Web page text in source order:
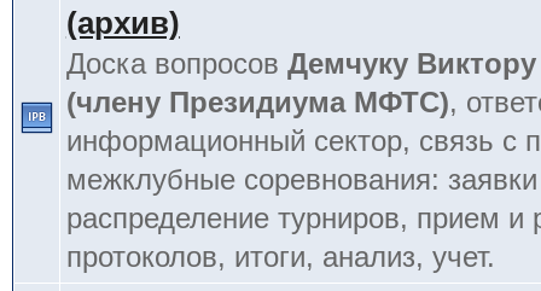
(архив)
Доска вопросов Демчуку
(члену Президиума МФТС),
информационный сектор, связь с
межклубные соревнования:
распределение турниров, прием и
протоколов, итоги, анализ, учет.